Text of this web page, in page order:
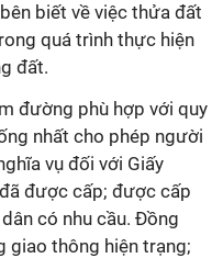
biết về việc thửa đất
quá trình thực hiện
đất.
đường phù hợp với quy
nhất cho phép người
vụ đối với Giấy
được cấp; được cấp
có nhu cầu. Đồng
giao thông hiện trạng;